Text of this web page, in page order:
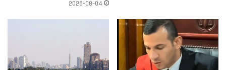
2026-08-04